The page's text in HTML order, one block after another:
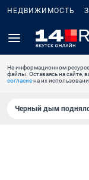
НЕДВИЖИМОСТЬ
На информационном
файлы. Оставаясь на сайте,
согласиена их
Черный дым